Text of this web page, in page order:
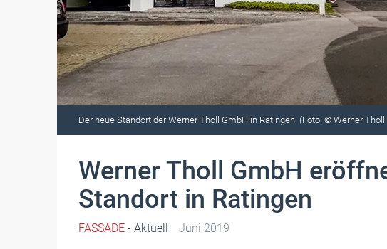
Der neue Standort der Werner Tholl GmbH in Ratingen. (Foto: © Werner
Werner Tholl GmbH
Standort in Ratingen
FASSADE - Aktuell Juni 2019